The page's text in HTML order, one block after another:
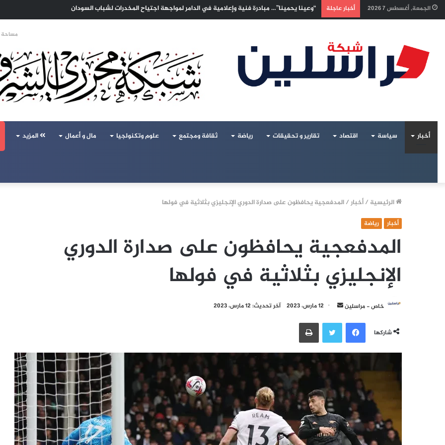
الجمعة, أغسطس 7 2026 أخبار عاجلة إسرائيليون غادروا بلا رجعة: اخترنا الهجرة لنعيش بلا خوف
مساحة
أخبار سياسة اقتصاد تقارير و تحقيقات رياضة ثقافة ومجتمع علوم وتكنولجيا مال و أعمال المزيد
الرئيسية /أخبار/المدفعجية يحافظون على صدارة الدوري الإنجليزي بثلاثية في فولها
أخبار رياضة
المدفعجية يحافظون على صدارة الدوري
الإنجليزي بثلاثية في فولها
خاص - مراسلين
أرسل
إلكترونيا
12 مارس، 2023 آخر تحديث: 12 مارس، 2023
شاركها
فيسبوكتويتر طباعة